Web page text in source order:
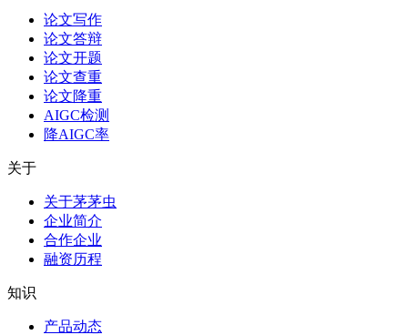
论文写作
论文答辩
论文开题
论文查重
论文降重
AIGC检测
降AIGC率
关于
关于茅茅虫
企业简介
合作企业
融资历程
知识
产品动态